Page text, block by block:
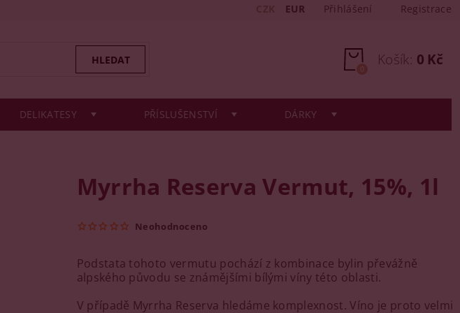
EUR Přihlášení Registrace
Košík: 0 Kč
0
DELIKATESY PŘÍSLUŠENSTVÍ DÁRKY
Myrrha Reserva Vermut, 15%, 1l
Neohodnoceno
Podstata tohoto vermutu pochází z kombinace bylin převážně
alpského původu se známějšími bílými víny této oblasti.
V případě Myrrha Reserva hledáme komplexnost. Víno je proto velmi